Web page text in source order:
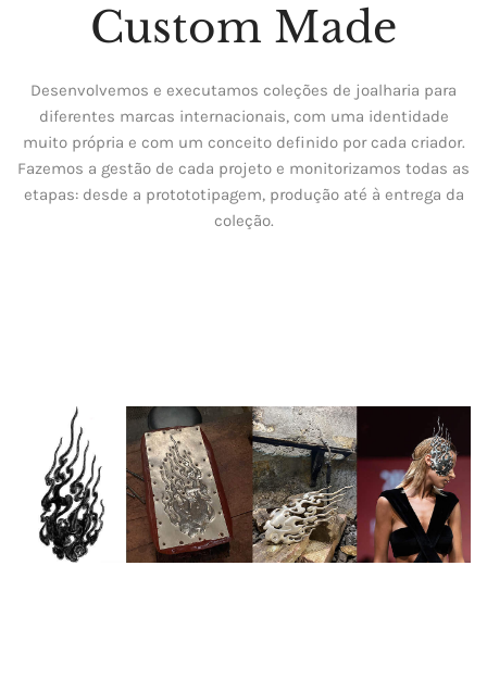
Custom Made
Desenvolvemos e executamos coleções de joalharia para
diferentes marcas internacionais, com uma identidade
muito própria e com um conceito definido por cada criador.
Fazemos a gestão de cada projeto e monitorizamos todas as
etapas: desde a protototipagem, produção até à entrega da
coleção.